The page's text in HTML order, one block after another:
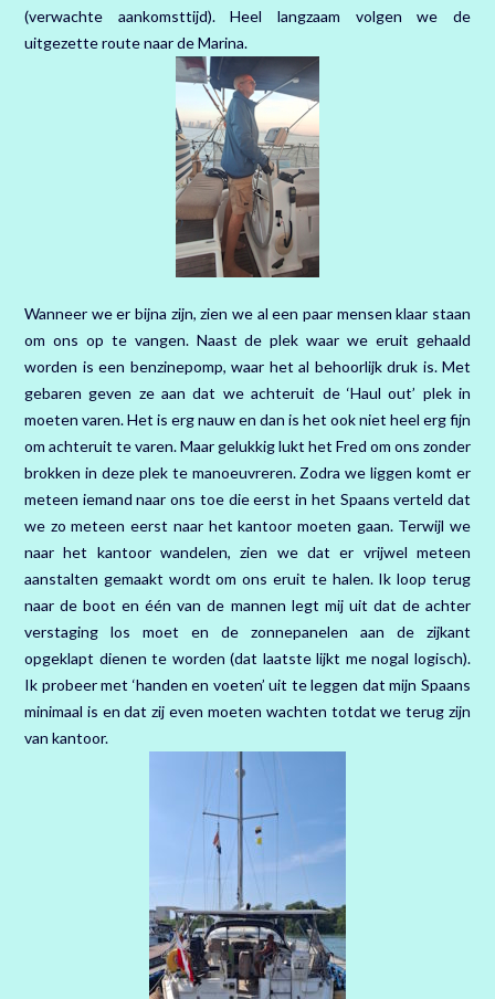
(verwachte aankomsttijd). Heel langzaam volgen we de
uitgezette route naar de Marina.
Wanneer we er bijna zijn, zien we al een paar mensen klaar staan
om ons op te vangen. Naast de plek waar we eruit gehaald
worden is een benzinepomp, waar het al behoorlijk druk is. Met
gebaren geven ze aan dat we achteruit de ‘Haul out’ plek in
moeten varen. Het is erg nauw en dan is het ook niet heel erg fijn
om achteruit te varen. Maar gelukkig lukt het Fred om ons zonder
brokken in deze plek te manoeuvreren. Zodra we liggen komt er
meteen iemand naar ons toe die eerst in het Spaans verteld dat
we zo meteen eerst naar het kantoor moeten gaan. Terwijl we
naar het kantoor wandelen, zien we dat er vrijwel meteen
aanstalten gemaakt wordt om ons eruit te halen. Ik loop terug
naar de boot en één van de mannen legt mij uit dat de achter
verstaging los moet en de zonnepanelen aan de zijkant
opgeklapt dienen te worden (dat laatste lijkt me nogal logisch).
Ik probeer met ‘handen en voeten’ uit te leggen dat mijn Spaans
minimaal is en dat zij even moeten wachten totdat we terug zijn
van kantoor.